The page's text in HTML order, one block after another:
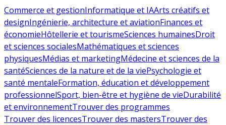
Commerce et gestionInformatique et IAArts créatifs et
designIngénierie, architecture et aviationFinances et
économieHôtellerie et tourismeSciences humainesDroit
et sciences socialesMathématiques et sciences
physiquesMédias et marketingMédecine et sciences de la
santéSciences de la nature et de la viePsychologie et
santé mentaleFormation, éducation et développement
professionnelSport, bien-être et hygiène de vieDurabilité
et environnementTrouver des programmes
Trouver des licencesTrouver des mastersTrouver des